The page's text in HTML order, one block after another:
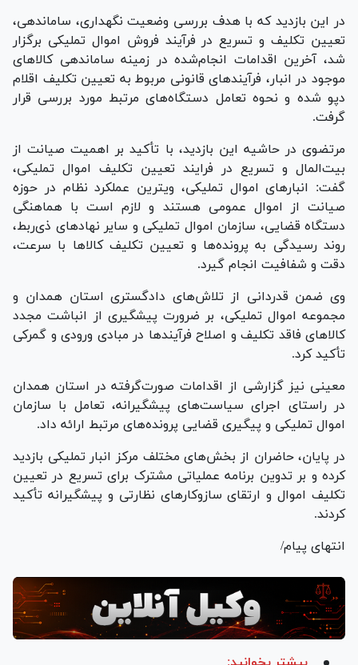
در این بازدید که با هدف بررسی وضعیت نگهداری، ساماندهی،
تعیین تکلیف و تسریع در فرآیند فروش اموال تملیکی برگزار
شد، آخرین اقدامات انجام‌شده در زمینه ساماندهی کالا‌های
موجود در انبار، فرآیند‌های قانونی مربوط به تعیین تکلیف اقلام
دپو شده و نحوه تعامل دستگاه‌های مرتبط مورد بررسی قرار
گرفت.
مرتضوی در حاشیه این بازدید، با تأکید بر اهمیت صیانت از
بیت‌المال و تسریع در فرایند تعیین تکلیف اموال تملیکی،
گفت: انبار‌های اموال تملیکی، ویترین عملکرد نظام در حوزه
صیانت از اموال عمومی هستند و لازم است با هماهنگی
دستگاه قضایی، سازمان اموال تملیکی و سایر نهاد‌های ذی‌ربط،
روند رسیدگی به پرونده‌ها و تعیین تکلیف کالا‌ها با سرعت،
دقت و شفافیت انجام گیرد.
وی ضمن قدردانی از تلاش‌های دادگستری استان همدان و
مجموعه اموال تملیکی، بر ضرورت پیشگیری از انباشت مجدد
کالا‌های فاقد تکلیف و اصلاح فرآیند‌ها در مبادی ورودی و گمرکی
تأکید کرد.
معینی نیز گزارشی از اقدامات صورت‌گرفته در استان همدان
در راستای اجرای سیاست‌های پیشگیرانه، تعامل با سازمان
اموال تملیکی و پیگیری قضایی پرونده‌های مرتبط ارائه داد.
در پایان، حاضران از بخش‌های مختلف مرکز انبار تملیکی بازدید
کرده و بر تدوین برنامه عملیاتی مشترک برای تسریع در تعیین
تکلیف اموال و ارتقای سازوکار‌های نظارتی و پیشگیرانه تأکید
کردند.
انتهای پیام/